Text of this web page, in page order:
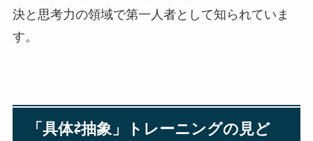
決と思考力の領域で第一人者として知られていま
す。
「具体⇄抽象」トレーニングの見ど